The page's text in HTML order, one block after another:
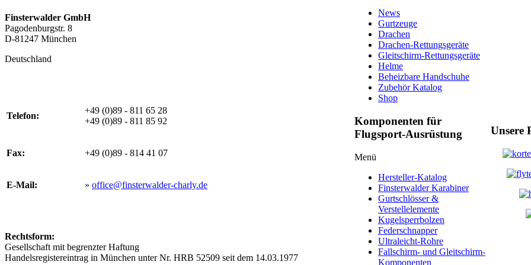
Finsterwalder GmbH
Pagodenburgstr. 8
D-81247 München
Deutschland
Telefon:
+49 (0)89 - 811 65 28
+49 (0)89 - 811 85 92
Fax: +49 (0)89 - 814 41 07
E-Mail: » office@finsterwalder-charly.de
Rechtsform:
Gesellschaft mit begrenzter Haftung
Handelsregistereintrag in München unter Nr. HRB 52509 seit dem 14.03.1977
News
Gurtzeuge
Drachen
Drachen-Rettungsgeräte
Gleitschirm-Rettungsgeräte
Helme
Beheizbare Handschuhe
Zubehör Katalog
Shop
Komponenten für
Flugsport-Ausrüstung
Menü
Hersteller-Katalog
Finsterwalder Karabiner
Gurtschlösser &
Verstellelemente
Kugelsperrbolzen
Federschnapper
Ultraleicht-Rohre
Fallschirm- und Gleitschirm-
Komponenten
Unsere